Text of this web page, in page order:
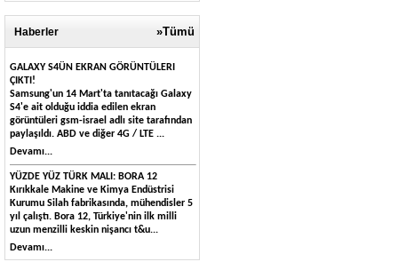
Haberler »Tümü
GALAXY S4ÜN EKRAN GÖRÜNTÜLERI
ÇIKTI!
Samsung'un 14 Mart'ta tanıtacağı Galaxy
S4'e ait olduğu iddia edilen ekran
görüntüleri gsm-israel adlı site tarafından
paylaşıldı. ABD ve diğer 4G / LTE ...
Devamı...
YÜZDE YÜZ TÜRK MALI: BORA 12
Kırıkkale Makine ve Kimya Endüstrisi
Kurumu Silah fabrikasında, mühendisler 5
yıl çalıştı. Bora 12, Türkiye'nin ilk milli
uzun menzilli keskin nişancı t&u...
Devamı...